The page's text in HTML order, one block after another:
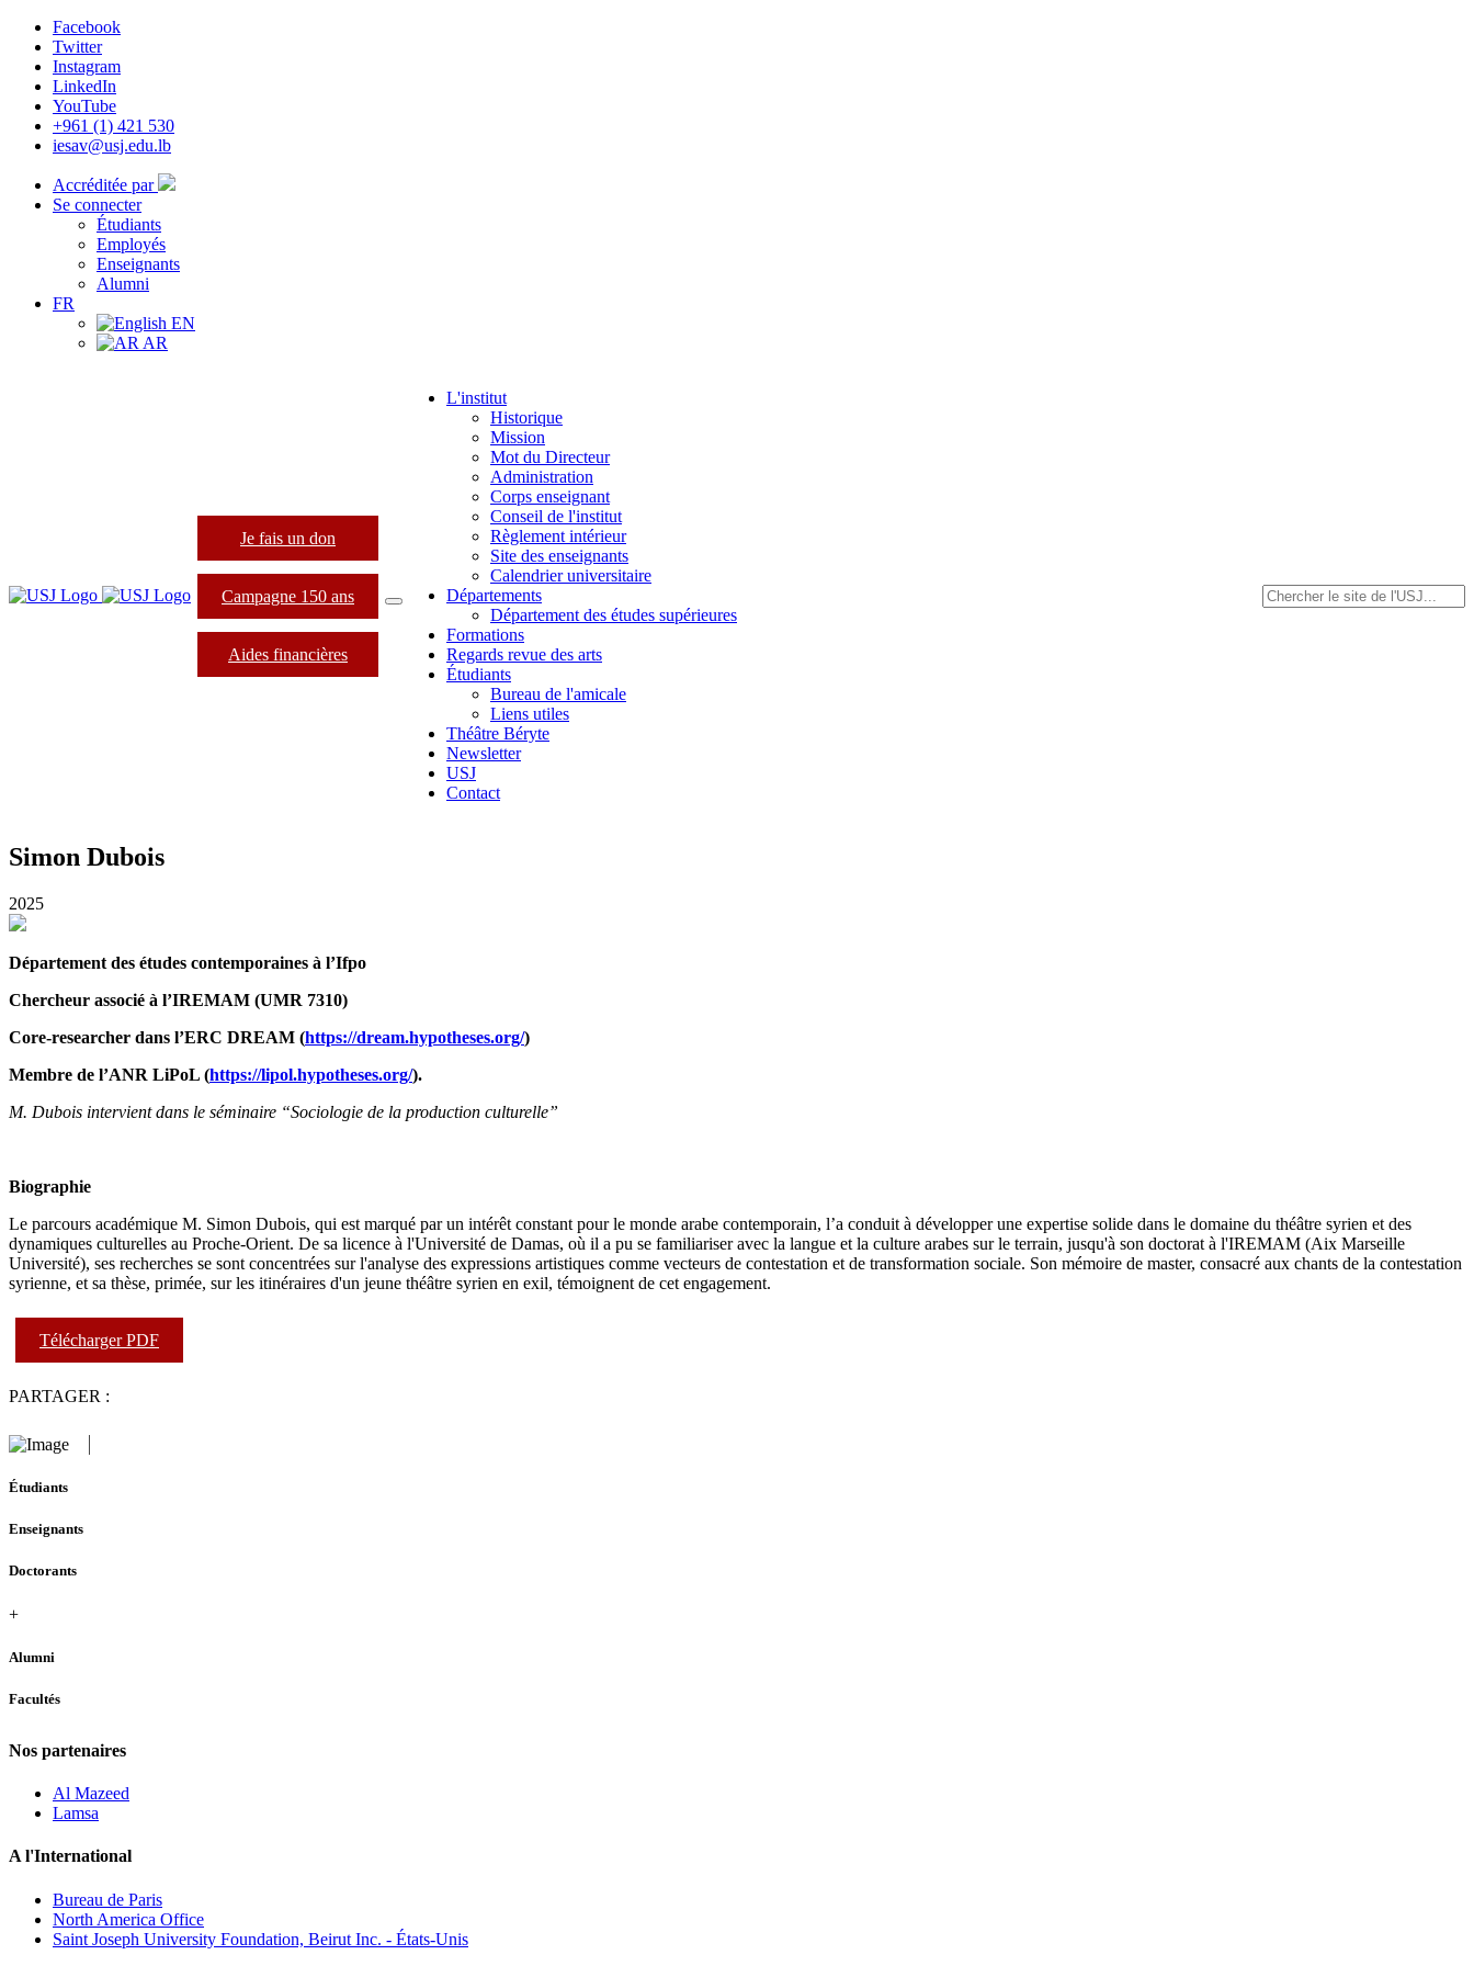
Facebook
Twitter
Instagram
LinkedIn
YouTube
+961 (1) 421 530
iesav@usj.edu.lb
Accréditée par
Se connecter
Étudiants
Employés
Enseignants
Alumni
FR
EN
AR
Je fais un don
Campagne 150 ans
Aides financières
L'institut
Historique
Mission
Mot du Directeur
Administration
Corps enseignant
Conseil de l'institut
Règlement intérieur
Site des enseignants
Calendrier universitaire
Départements
Département des études supérieures
Formations
Regards revue des arts
Étudiants
Bureau de l'amicale
Liens utiles
Théâtre Béryte
Newsletter
USJ
Contact
Simon Dubois
2025
Département des études contemporaines à l’Ifpo
Chercheur associé à l’IREMAM (UMR 7310)
Core-researcher dans l’ERC DREAM (https://dream.hypotheses.org/)
Membre de l’ANR LiPoL (https://lipol.hypotheses.org/).
M. Dubois intervient dans le séminaire “Sociologie de la production culturelle”
Biographie
Le parcours académique M. Simon Dubois, qui est marqué par un intérêt constant pour le monde arabe contemporain, l’a conduit à développer une expertise solide dans le domaine du théâtre syrien et des
dynamiques culturelles au Proche-Orient. De sa licence à l'Université de Damas, où il a pu se familiariser avec la langue et la culture arabes sur le terrain, jusqu'à son doctorat à l'IREMAM (Aix Marseille
Université), ses recherches se sont concentrées sur l'analyse des expressions artistiques comme vecteurs de contestation et de transformation sociale. Son mémoire de master, consacré aux chants de la contestation
syrienne, et sa thèse, primée, sur les itinéraires d'un jeune théâtre syrien en exil, témoignent de cet engagement.
Télécharger PDF
PARTAGER :
Étudiants
Enseignants
Doctorants
+
Alumni
Facultés
Nos partenaires
Al Mazeed
Lamsa
A l'International
Bureau de Paris
North America Office
Saint Joseph University Foundation, Beirut Inc. - États-Unis